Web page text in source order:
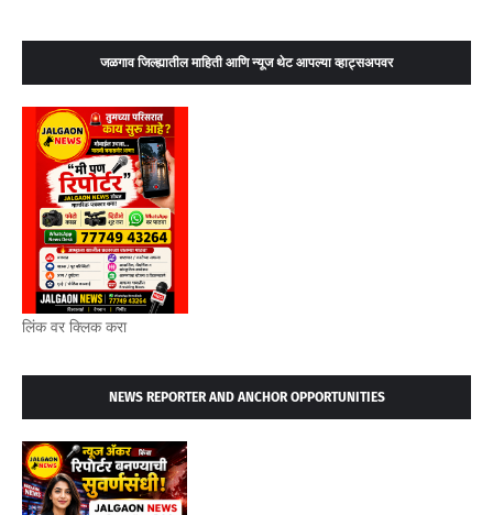
जळगाव जिल्ह्यातील माहिती आणि न्यूज थेट आपल्या व्हाट्सअपवर
लिंक वर क्लिक करा
NEWS REPORTER AND ANCHOR OPPORTUNITIES